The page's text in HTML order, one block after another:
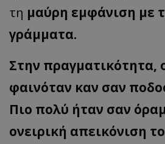
τη μαύρη εμφάνιση με
γράμματα.
Στην πραγματικότητα,
φαινόταν καν σαν
Πιο πολύ ήταν σαν
ονειρική απεικόνιση